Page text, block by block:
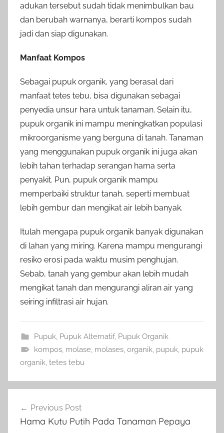
adukan tersebut sudah tidak menimbulkan bau
dan berubah warnanya, berarti kompos sudah
jadi dan siap digunakan.
Manfaat Kompos
Sebagai pupuk organik, yang berasal dari
manfaat tetes tebu, bisa digunakan sebagai
penyedia unsur hara untuk tanaman. Selain itu,
pupuk organik ini mampu meningkatkan populasi
mikroorganisme yang berguna di tanah. Tanaman
yang menggunakan pupuk organik ini juga akan
lebih tahan terhadap serangan hama serta
penyakit. Pun, pupuk organik mampu
memperbaiki struktur tanah, seperti membuat
lebih gembur dan mengikat air lebih banyak.
Itulah mengapa pupuk organik banyak digunakan
di lahan yang miring. Karena mampu mengurangi
resiko erosi pada waktu musim penghujan.
Sebab, tanah yang gembur akan lebih mudah
mengikat tanah dan mengurangi aliran air yang
seiring infiltrasi air hujan.
Pupuk, Pupuk Alternatif, Pupuk Organik
kompos, molase, molases, organik, pupuk, pupuk
organik tetes tebu
pos
Previous Post
Hama Kutu Putih Pada Tanaman Pepaya